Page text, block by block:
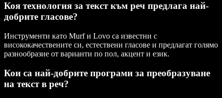
Коя технология за текст към реч предлага най-
добрите гласове?
Инструменти като Murf и Lovo са известни с
висококачествените си, естествени гласове и предлагат голямо
разнообразие от варианти по пол, акцент и език.
Кои са най-добрите програми за преобразуване
на текст в реч?